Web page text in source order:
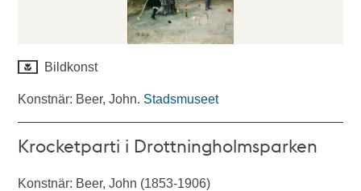
Bildkonst
Konstnär: Beer, John. Stadsmuseet
Krocketparti i Drottningholmsparken
Konstnär: Beer, John (1853-1906)